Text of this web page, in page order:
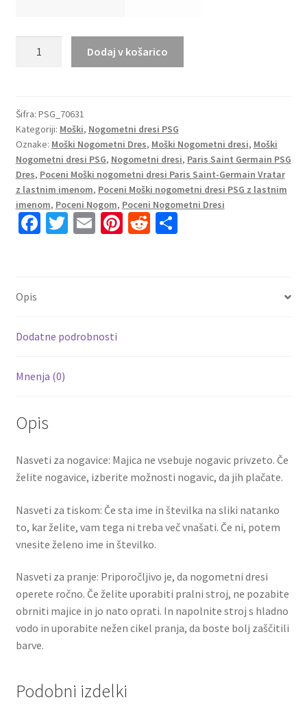
Saint-
Germain
Vratar
Tretji
2023
Kratek
Rokav
+
1
Dodaj v košarico
Šifra: PSG_70631
Kategoriji: Moški, Nogometni dresi PSG
Oznake: Moški Nogometni Dres, Moški Nogometni dresi, Moški
Nogometni dresi PSG, Nogometni dresi, Paris Saint Germain PSG
Dres, Poceni Moški nogometni dresi Paris Saint-Germain Vratar
z lastnim imenom, Poceni Moški nogometni dresi PSG z lastnim
imenom, Poceni Nogom, Poceni Nogometni Dresi
Fa
k
T E Pi R S
Opis
Dodatne podrobnosti
Mnenja (0)
Opis
Nasveti za nogavice: Majica ne vsebuje nogavic privzeto. Če
želite nogavice, izberite možnosti nogavic, da jih plačate.
Nasveti za tiskom: Če sta ime in številka na sliki natanko
to, kar želite, vam tega ni treba več vnašati. Če ni, potem
vnesite želeno ime in številko.
Nasveti za pranje: Priporočljivo je, da nogometni dresi
operete ročno. Če želite uporabiti pralni stroj, ne pozabite
obrniti majice in jo nato oprati. In napolnite stroj s hladno
vodo in uporabite nežen cikel pranja, da boste bolj zaščitili
barve.
Podobni izdelki